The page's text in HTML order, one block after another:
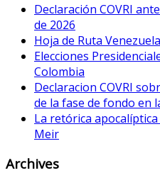
Declaración COVRI
de 2026
Hoja de Ruta
Elecciones
Colombia
Declaracion COVRI
de la fase de fondo en
La retórica
Meir
Archives